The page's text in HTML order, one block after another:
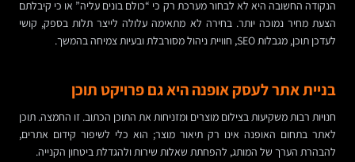
הנקודה החשובה היא לא לבחור מערכת רק כי “כולם בונים עליה” או כי קיבלתם
הצעת מחיר נמוכה יותר. בחירה לא מתאימה עלולה לייצר תלות בספק, קושי
לעדכן תוכן, מגבלות SEO, חוויית ניהול מסורבלת ובעיות צמיחה בהמשך.
בניית אתר לעסק אופנה היא גם פרויקט תוכן
חנויות רבות משקיעות בצילום מוצרים ומזניחות את התוכן הכתוב. זו החמצה. תוכן
לאתר בתחום האופנה אינו רק תיאור מוצר; הוא כלי לשיפור קידום אתרים,
להבהרת הערך של המותג, להפחתת שאלות שירות ולהגדלת ביטחון הקנייה.